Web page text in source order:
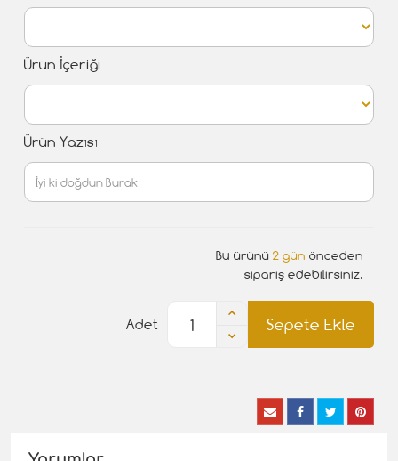
Ürün İçeriği
Ürün Yazısı
Bu ürünü 2 gün önceden
sipariş edebilirsiniz.
Sepete Ekle
Adet